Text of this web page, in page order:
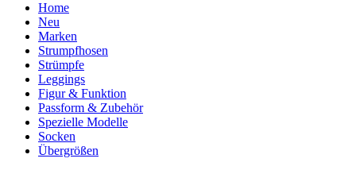
Home
Neu
Marken
Strumpfhosen
Strümpfe
Leggings
Figur & Funktion
Passform & Zubehör
Spezielle Modelle
Socken
Übergrößen